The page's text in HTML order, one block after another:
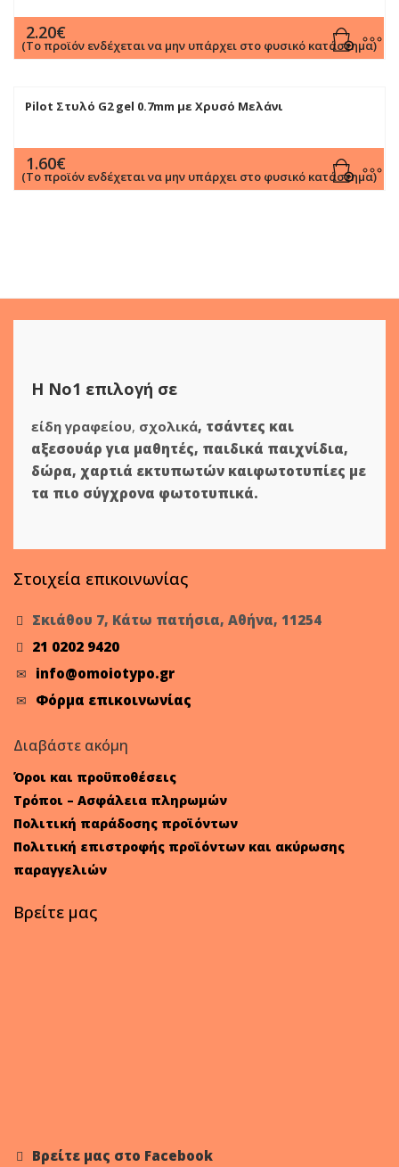
2.20€
(Το προϊόν ενδέχεται να μην υπάρχει στο φυσικό κατάστημα)
Pilot Στυλό G2 gel 0.7mm με Χρυσό Mελάνι
1.60€
(Το προϊόν ενδέχεται να μην υπάρχει στο φυσικό κατάστημα)
Η Νο1 επιλογή σε
είδη γραφείου, σχολικά, τσάντες και
αξεσουάρ για μαθητές, παιδικά παιχνίδια,
δώρα, χαρτιά εκτυπωτών καιφωτοτυπίες με
τα πιο σύγχρονα φωτοτυπικά.
Στοιχεία επικοινωνίας
Σκιάθου 7, Κάτω πατήσια, Αθήνα, 11254
21 0202 9420
info@omoiotypo.gr
Φόρμα επικοινωνίας
Διαβάστε ακόμη
Όροι και προϋποθέσεις
Τρόποι – Ασφάλεια πληρωμών
Πολιτική παράδοσης προϊόντων
Πολιτική επιστροφής προϊόντων και ακύρωσης
παραγγελιών
Βρείτε μας
Βρείτε μας στο Facebook